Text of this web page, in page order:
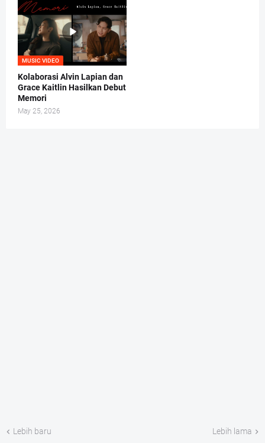
MUSIC VIDEO
Kolaborasi Alvin Lapian dan
Grace Kaitlin Hasilkan Debut
Memori
May 25, 2026
Lebih baru Lebih lama